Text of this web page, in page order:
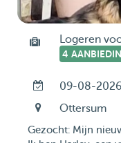
Logeren
4
09-08-
Ottersum
​Gezocht: Mijn